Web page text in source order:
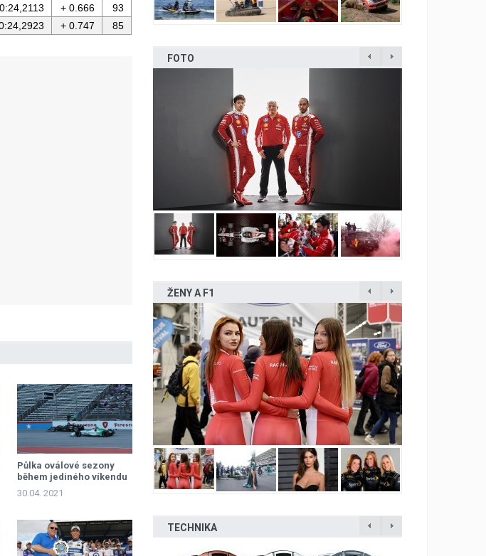
+ 0.666
93
+ 0.747 85
Půlka oválové sezony
během jediného víkendu
30.04. 2021
FOTO
ŽENY A F1
TECHNIKA